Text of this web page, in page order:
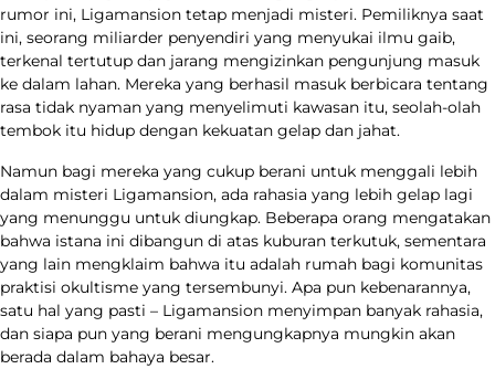
rumor ini, Ligamansion tetap menjadi misteri. Pemiliknya saat
ini, seorang miliarder penyendiri yang menyukai ilmu gaib,
terkenal tertutup dan jarang mengizinkan pengunjung masuk
ke dalam lahan. Mereka yang berhasil masuk berbicara tentang
rasa tidak nyaman yang menyelimuti kawasan itu, seolah-olah
tembok itu hidup dengan kekuatan gelap dan jahat.
Namun bagi mereka yang cukup berani untuk menggali lebih
dalam misteri Ligamansion, ada rahasia yang lebih gelap lagi
yang menunggu untuk diungkap. Beberapa orang mengatakan
bahwa istana ini dibangun di atas kuburan terkutuk, sementara
yang lain mengklaim bahwa itu adalah rumah bagi komunitas
praktisi okultisme yang tersembunyi. Apa pun kebenarannya,
satu hal yang pasti – Ligamansion menyimpan banyak rahasia,
dan siapa pun yang berani mengungkapnya mungkin akan
berada dalam bahaya besar.